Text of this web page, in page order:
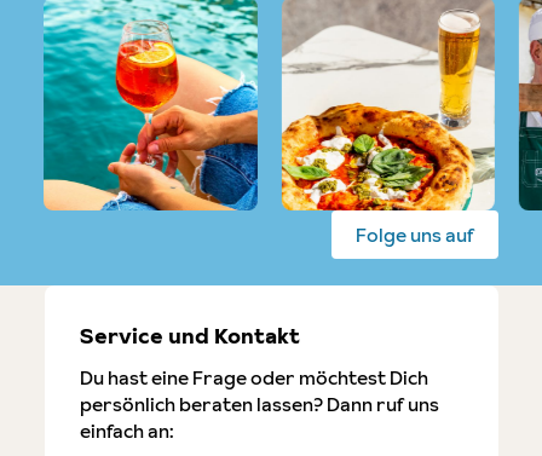
Folge uns auf
Service und Kontakt
Du hast eine Frage oder möchtest Dich
persönlich beraten lassen? Dann ruf uns
einfach an: